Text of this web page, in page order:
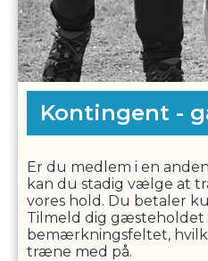
Kontingent -
Er du medlem i en
kan du stadig vælge at
vores hold. Du betaler
Tilmeld dig gæsteholdet
bemærkningsfeltet,
træne med på.